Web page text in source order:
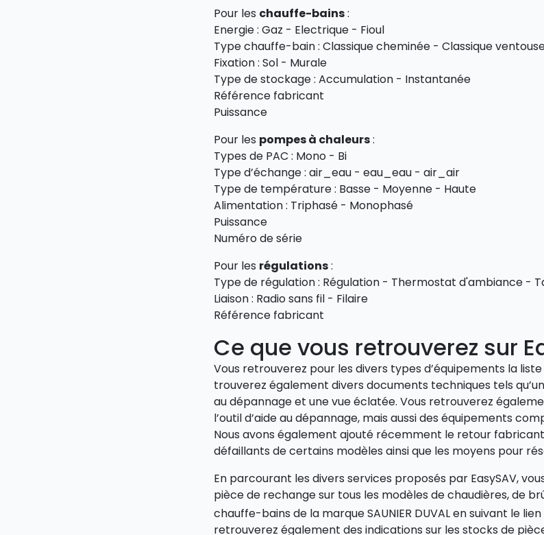
Pour les chauffe-bains:
Energie : Gaz - Electrique - Fioul
Type chauffe-bain : Classique cheminée - Classique
Fixation : Sol - Murale
Type de stockage : Accumulation - Instantanée
Référence fabricant
Puissance
Pour les pompes à chaleurs:
Types de PAC : Mono - Bi
Type d’échange : air_eau - eau_eau - air_air
Type de température : Basse - Moyenne - Haute
Alimentation : Triphasé - Monophasé
Puissance
Numéro de série
Pour les régulations:
Type de régulation : Régulation - Thermostat d'ambiance -
Liaison : Radio sans fil - Filaire
Référence fabricant
Ce que vous retrouverez sur
Vous retrouverez pour les divers types d’équipements la
trouverez également divers documents techniques tels
au dépannage et une vue éclatée. Vous retrouverez
l’outil d’aide au dépannage, mais aussi des équipements
Nous avons également ajouté récemment le retour
défaillants de certains modèles ainsi que les moyens pour
En parcourant les divers services proposés par EasySAV,
pièce de rechange sur tous les modèles de chaudières, de
chauffe-bains de la marque SAUNIER DUVAL en suivant le
retrouverez également des indications sur les stocks de